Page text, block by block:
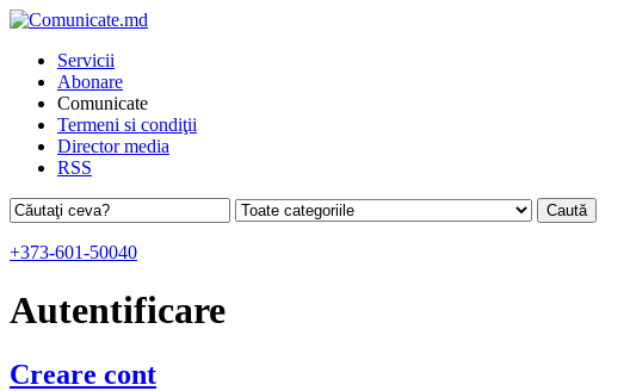
Servicii
Abonare
Comunicate
Termeni si condiţii
Director media
RSS
+373-601-50040
Autentificare
Creare cont